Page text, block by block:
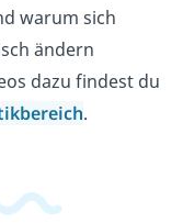
warum sich
ändern
dazu findest du
.